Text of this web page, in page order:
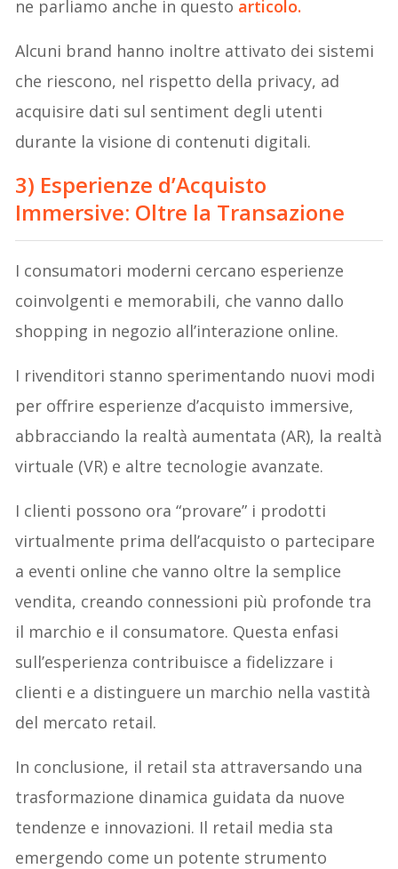
ne parliamo anche in questo articolo.
Alcuni brand hanno inoltre attivato dei sistemi
che riescono, nel rispetto della privacy, ad
acquisire dati sul sentiment degli utenti
durante la visione di contenuti digitali.
3) Esperienze d’Acquisto
Immersive: Oltre la Transazione
I consumatori moderni cercano esperienze
coinvolgenti e memorabili, che vanno dallo
shopping in negozio all’interazione online.
I rivenditori stanno sperimentando nuovi modi
per offrire esperienze d’acquisto immersive,
abbracciando la realtà aumentata (AR), la realtà
virtuale (VR) e altre tecnologie avanzate.
I clienti possono ora “provare” i prodotti
virtualmente prima dell’acquisto o partecipare
a eventi online che vanno oltre la semplice
vendita, creando connessioni più profonde tra
il marchio e il consumatore. Questa enfasi
sull’esperienza contribuisce a fidelizzare i
clienti e a distinguere un marchio nella vastità
del mercato retail.
In conclusione, il retail sta attraversando una
trasformazione dinamica guidata da nuove
tendenze e innovazioni. Il retail media sta
emergendo come un potente strumento